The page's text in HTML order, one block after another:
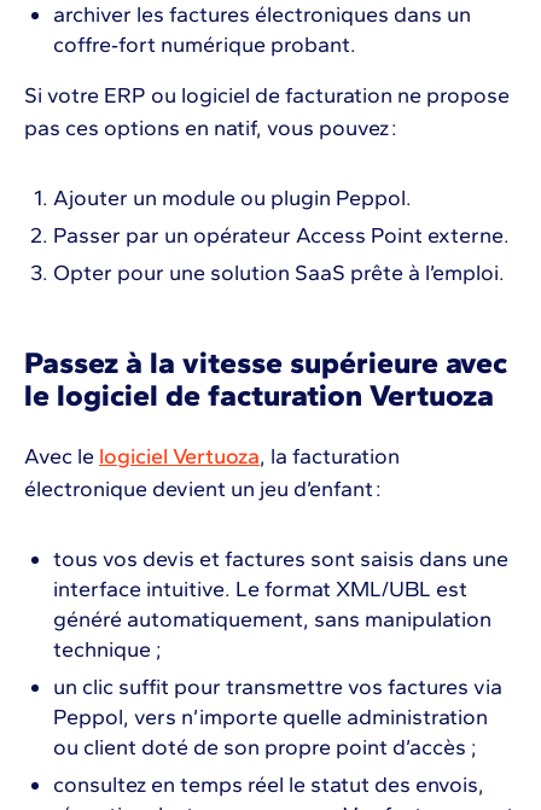
archiver les factures électroniques dans un
coffre‑fort numérique probant.
Si votre ERP ou logiciel de facturation ne propose
pas ces options en natif, vous pouvez :
Ajouter un module ou plugin Peppol.
Passer par un opérateur Access Point externe.
Opter pour une solution SaaS prête à l’emploi.
Passez à la vitesse supérieure avec
le logiciel de facturation Vertuoza
Avec le logiciel Vertuoza, la facturation
électronique devient un jeu d’enfant :
tous vos devis et factures sont saisis dans une
interface intuitive. Le format XML/UBL est
généré automatiquement, sans manipulation
technique ;
un clic suffit pour transmettre vos factures via
Peppol, vers n’importe quelle administration
ou client doté de son propre point d’accès ;
consultez en temps réel le statut des envois,